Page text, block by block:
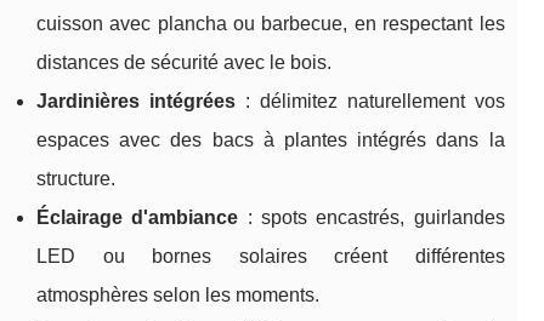
cuisson avec plancha ou barbecue, en respectant les
distances de sécurité avec le bois.
Jardinières intégrées: délimitez naturellement vos
espaces avec des bacs à plantes intégrés dans la
structure.
Éclairage d'ambiance : spots encastrés, guirlandes
LED ou bornes solaires créent différentes
atmosphères selon les moments.